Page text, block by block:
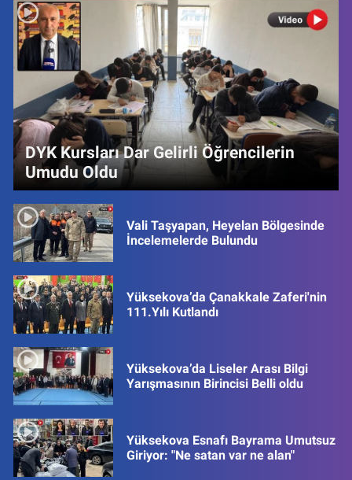
DYK Kursları Dar Gelirli Öğrencilerin
Umudu Oldu
Vali Taşyapan, Heyelan Bölgesinde
İncelemelerde Bulundu
Yüksekova’da Çanakkale Zaferi'nin
111.Yılı Kutlandı
Yüksekova’da Liseler Arası Bilgi
Yarışmasının Birincisi Belli oldu
Yüksekova Esnafı Bayrama Umutsuz
Giriyor: "Ne satan var ne alan"